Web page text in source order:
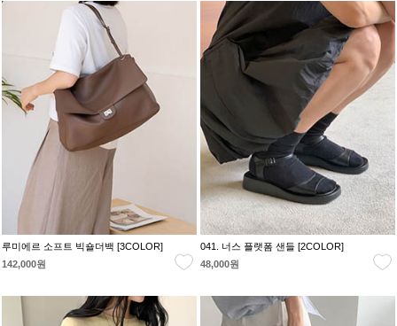
루미에르 소프트 빅숄더백 [3COLOR]
142,000원
041. 너스 플랫폼 샌들 [2COLOR]
48,000원